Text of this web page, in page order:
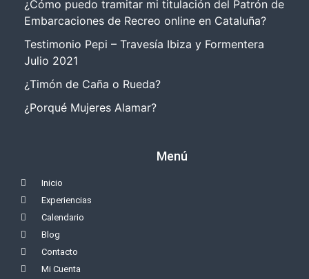
¿Cómo puedo tramitar mi titulación del Patrón de
Embarcaciones de Recreo online en Cataluña?
Testimonio Pepi – Travesía Ibiza y Formentera
Julio 2021
¿Timón de Caña o Rueda?
¿Porqué Mujeres Alamar?
Menú
Inicio
Experiencias
Calendario
Blog
Contacto
Mi Cuenta